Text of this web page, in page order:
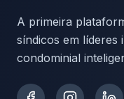
A primeira
síndicos em líderes
condominial